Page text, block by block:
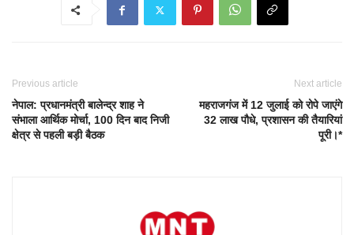
Previous article
नेपाल: प्रधानमंत्री बालेन्द्र शाह ने
संभाला आर्थिक मोर्चा, 100 दिन बाद निजी
क्षेत्र से पहली बड़ी बैठक
Next article
महराजगंज में 12 जुलाई को रोपे जाएंगे
32 लाख पौधे, प्रशासन की तैयारियां
पूरी।*